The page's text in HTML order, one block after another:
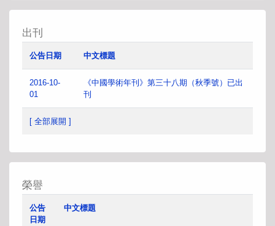
出刊
公告日期 中文標題
2016-10-
01
《中國學術年刊》第三十八期（秋季號）已出
刊
[ 全部展開 ]
榮譽
公告
日期
中文標題